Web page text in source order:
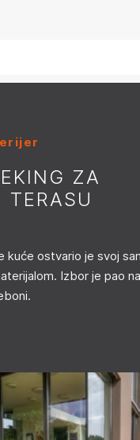
terasu
ZA
TERASU
kuće ostvario je svoj
Izbor je pao